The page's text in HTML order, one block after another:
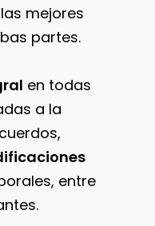
mejores
partes.
en todas
a la
entre